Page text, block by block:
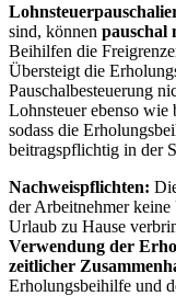
sind, können pauschal
Beihilfen die
Übersteigt die
Pauschalbesteuerung
Lohnsteuer ebenso wie
sodass die
beitragspflichtig in der
Nachweispflichten:
der Arbeitnehmer keine
Urlaub zu Hause
Verwendung der
zeitlicher
Erholungsbeihilfe und